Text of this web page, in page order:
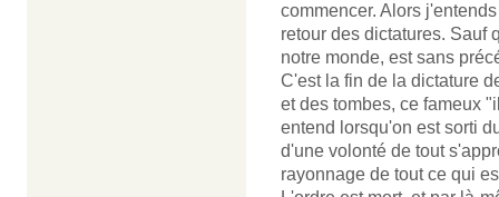
commencer. Alors
retour des dictatures. Sauf
notre monde, est sans
C'est la fin de la dictature
et des tombes, ce fameux
entend lorsqu'on est sorti
d'une volonté de tout
rayonnage de tout ce qui